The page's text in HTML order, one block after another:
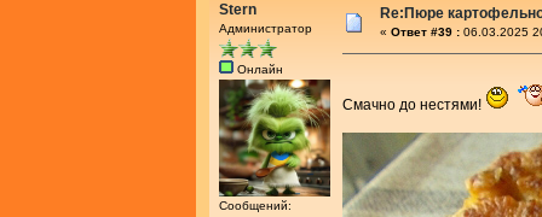
Stern
Администратор
Онлайн
Сообщений:
Re:Пюре
« Ответ #39 : 06.03.2025
Смачно до нестями!